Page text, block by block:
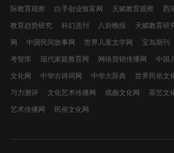
际教育观察 白手创业致富网 天赋教育观察 西
教育趋势研究 科幻选刊 八卦晚报 天赋教育研
网 中国民间故事网 世界儿童文学网 宝岛期刊
考智库 现代家庭教育网 网络营销传播网 中国
文化网 中华古诗词网 中华大辞典 世界民俗文
习力测评 文化艺术传播网 戏曲文化网 茶艺文
艺术传播网 民俗文化网